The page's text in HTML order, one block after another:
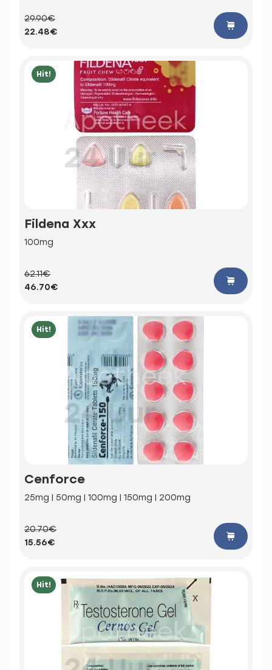
29.90€
22.48€
Hit!
Fildena Xxx
100mg
62.11€
46.70€
Hit!
Cenforce
25mg | 50mg | 100mg | 150mg | 200mg
20.70€
15.56€
Hit!